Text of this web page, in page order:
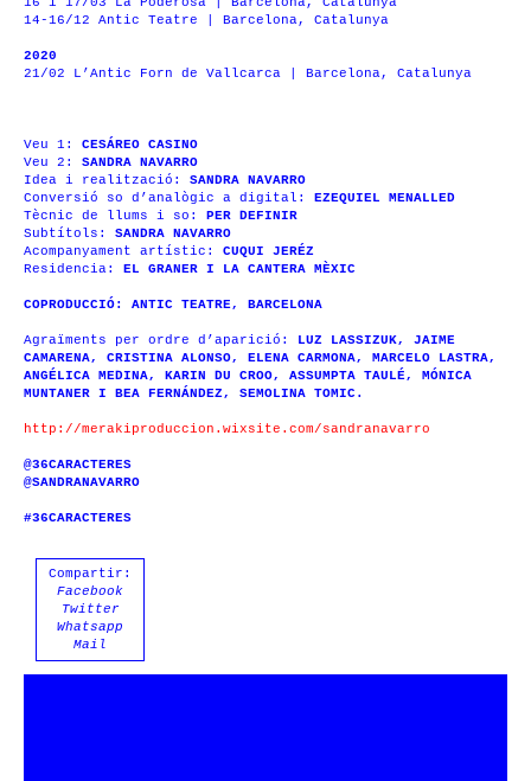
14-16/12 Antic Teatre | Barcelona, Catalunya
2020
21/02 L’Antic Forn de Vallcarca | Barcelona, Catalunya
Veu 1: CESÁREO CASINO
Veu 2: SANDRA NAVARRO
Idea i realització: SANDRA NAVARRO
Conversió so d’analògic a digital: EZEQUIEL MENALLED
Tècnic de llums i so: PER DEFINIR
Subtítols: SANDRA NAVARRO
Acompanyament artístic: CUQUI JERÉZ
Residencia: EL GRANER I LA CANTERA MÈXIC
COPRODUCCIÓ: ANTIC TEATRE, BARCELONA
Agraïments per ordre d’aparició: LUZ LASSIZUK, JAIME
CAMARENA, CRISTINA ALONSO, ELENA CARMONA, MARCELO LASTRA,
ANGÉLICA MEDINA, KARIN DU CROO, ASSUMPTA TAULÉ, MÓNICA
MUNTANER I BEA FERNÁNDEZ, SEMOLINA TOMIC.
http://merakiproduccion.wixsite.com/sandranavarro
@36CARACTERES
@SANDRANAVARRO
#36CARACTERES
Compartir:
Facebook
Twitter
Whatsapp
Mail